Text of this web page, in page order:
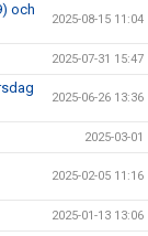
och
2025-08-15 11:04
2025-07-31 15:47
2025-06-26 13:36
2025-03-01
2025-02-05 11:16
2025-01-13 13:06